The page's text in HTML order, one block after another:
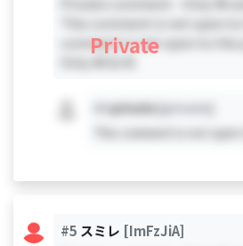
This comment is not open
comment is not open to the
Private
private [private]
This comment is not open
#5 スミレ [ImFzJiA]